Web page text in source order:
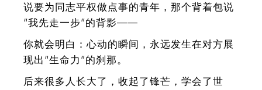
说要为同志平权做点事的青年，那个背着包说
“我先走一步”的背影——
你就会明白：心动的瞬间，永远发生在对方展
现出“生命力”的刹那。
后来很多人长大了，收起了锋芒，学会了世